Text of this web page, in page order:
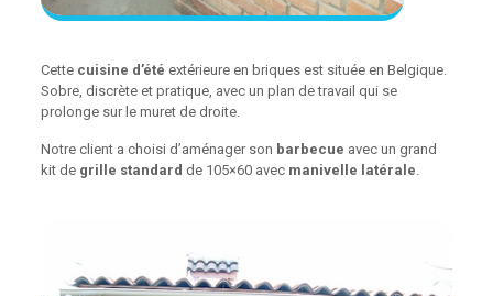
Cette cuisine d’été extérieure en briques est située en Belgique.
Sobre, discrète et pratique, avec un plan de travail qui se
prolonge sur le muret de droite.
Notre client a choisi d’aménager son barbecue avec un grand
kit de grille standard de 105×60 avec manivelle latérale.